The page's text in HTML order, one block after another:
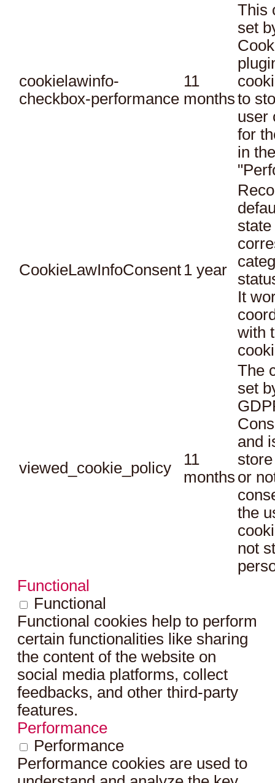
cookielawinfo-
checkbox-performance
11
months
This
set
to
user
for
in
CookieLawInfoConsent 1 year
It
with
viewed_cookie_policy
11
months
The
set
and
or
the
not
Functional
Functional
Functional cookies help to perform
certain functionalities like sharing
the content of the website on
social media platforms, collect
feedbacks, and other third-party
features.
Performance
Performance
Performance cookies are used to